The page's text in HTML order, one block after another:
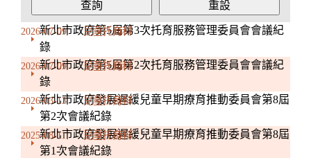
兒童托育科
2026-07-09
新北市政府第5屆第3次托育服務管理委員會會議紀
錄
兒童托育科
2026-07-09
新北市政府第5屆第2次托育服務管理委員會會議紀
錄
兒童托育科
2026-03-13
新北市政府發展遲緩兒童早期療育推動委員會第8屆
第2次會議紀錄
兒童托育科
2025-08-11
新北市政府發展遲緩兒童早期療育推動委員會第8屆
第1次會議紀錄